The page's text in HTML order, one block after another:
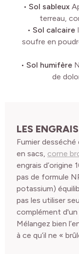
• Sol sableux
terreau,
• Sol calcaire
soufre en
• Sol humifère
de
LES
Fumier
en sacs, corne
engrais d’origine
pas de formule
potassium)
pas les utiliser
complément d'un
Mélangez bien
à ce qu’il ne «